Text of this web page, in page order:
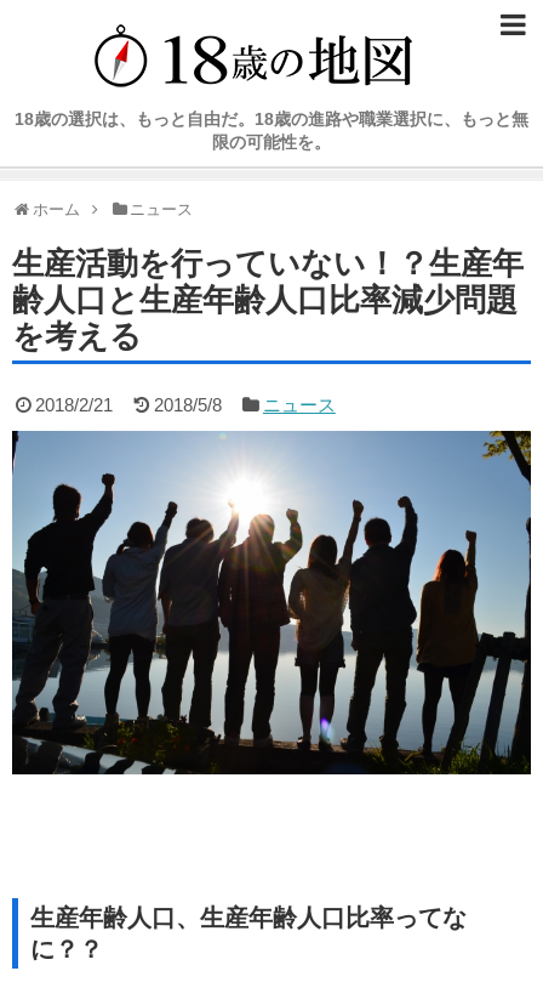
18歳の選択は、もっと自由だ。18歳の進路や職業選択に、もっと無
限の可能性を。
ホーム ニュース
生産活動を行っていない！？生産年
齢人口と生産年齢人口比率減少問題
を考える
2018/2/21 2018/5/8 ニュース
生産年齢人口、生産年齢人口比率ってな
に？？